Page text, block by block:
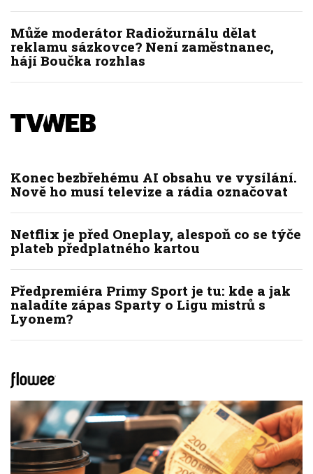
Může moderátor Radiožurnálu dělat
reklamu sázkovce? Není zaměstnanec,
hájí Boučka rozhlas
Konec bezbřehému AI obsahu ve vysílání.
Nově ho musí televize a rádia označovat
Netflix je před Oneplay, alespoň co se týče
plateb předplatného kartou
Předpremiéra Primy Sport je tu: kde a jak
naladíte zápas Sparty o Ligu mistrů s
Lyonem?